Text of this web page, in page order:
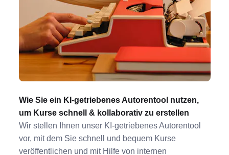
Wie Sie ein KI-getriebenes Autorentool nutzen,
um Kurse schnell & kollaborativ zu erstellen
Wir stellen Ihnen unser KI-getriebenes Autorentool
vor, mit dem Sie schnell und bequem Kurse
veröffentlichen und mit Hilfe von internen